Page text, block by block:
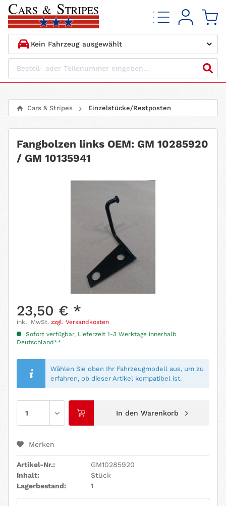
1. HERSTELLER
4. MOTORTYP
Cars & Stripes Einzelstücke/Restposten
Fangbolzen links OEM: GM 10285920
/ GM 10135941
23,50 € *
inkl. MwSt. zzgl. Versandkosten
Sofort verfügbar, Lieferzeit 1-3 Werktage innerhalb
Deutschland**
Wählen Sie oben Ihr Fahrzeugmodell aus, um zu
erfahren, ob dieser Artikel kompatibel ist.
In den Warenkorb
Merken
Artikel-Nr.:
GM10285920
Inhalt:
Stück
Lagerbestand:
1